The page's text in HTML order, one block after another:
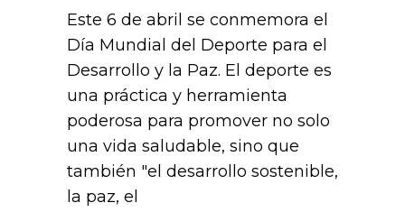
Este 6 de abril se conmemora el
Día Mundial del Deporte para el
Desarrollo y la Paz. El deporte es
una práctica y herramienta
poderosa para promover no solo
una vida saludable, sino que
también "el desarrollo sostenible,
la paz, el